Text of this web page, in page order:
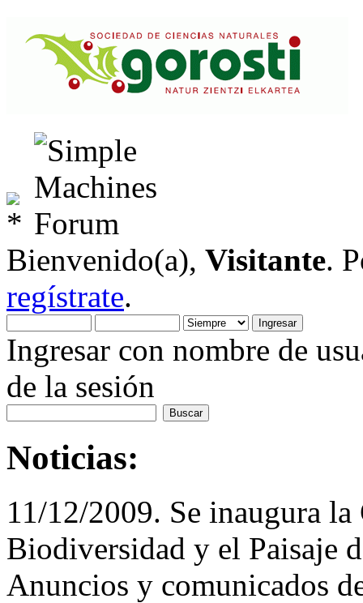
Bienvenido(a), Visitante.
regístrate.
Ingresar con nombre de
de la sesión
Noticias:
11/12/2009. Se inaugura
Biodiversidad y el Paisaje
Anuncios y comunicados